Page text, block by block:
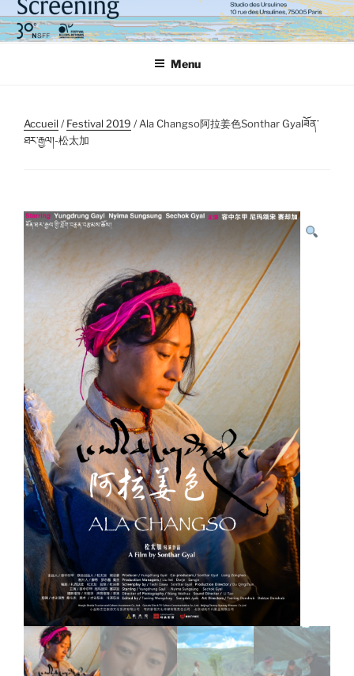
Aller
au
contenu
Menu
Accueil/Festival 2019 / Ala Changso阿拉姜色Sonthar Gyalཟོན་
ཐར་རྒྱལ།-松太加